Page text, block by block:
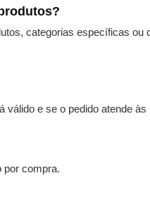
categorias específicas ou
válido e se o pedido atende
por compra.